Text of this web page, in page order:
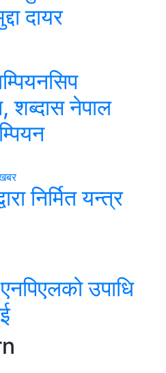
दायर
शब्दास नेपाल
निर्मित यन्त्र
उपाधि